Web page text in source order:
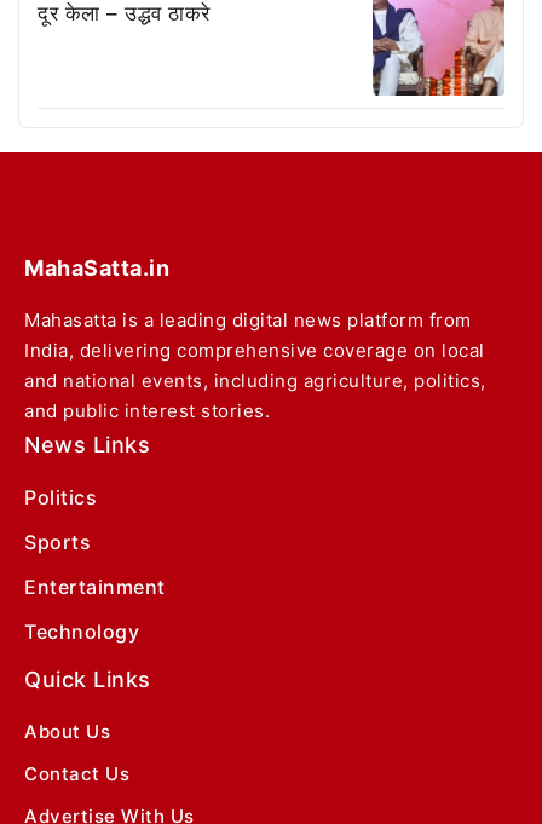
दूर केला – उद्धव ठाकरे
MahaSatta.in
Mahasatta is a leading digital news platform from
India, delivering comprehensive coverage on local
and national events, including agriculture, politics,
and public interest stories.
News Links
Politics
Sports
Entertainment
Technology
Quick Links
About Us
Contact Us
Advertise With Us